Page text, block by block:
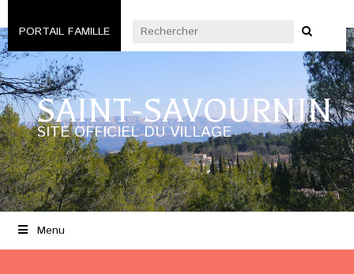
PORTAIL FAMILLE
SAINT-SAVOURNIN
SITE OFFICIEL DU VILLAGE
Menu